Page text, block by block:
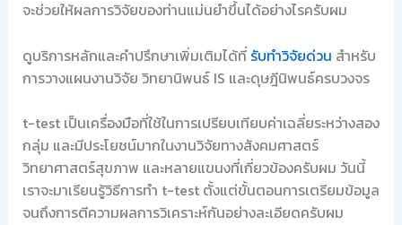
จะช่วยให้ผลการวิจัยของท่านแม่นยำขึ้นได้อย่างไรครับผม
ดูบริการหลักและคำปรึกษาเพิ่มเติมได้ที่ รับทำวิจัยด่วน สำหรับ
การวางแผนงานวิจัย วิทยานิพนธ์ IS และดุษฎีนิพนธ์ครบวงจร
t-test เป็นเครื่องมือที่ใช้ในการเปรียบเทียบค่าเฉลี่ยระหว่างสอง
กลุ่ม และมีประโยชน์มากในงานวิจัยทางสังคมศาสตร์
วิทยาศาสตร์สุขภาพ และหลายแขนงที่เกี่ยวข้องครับผม วันนี้
เราจะมาเรียนรู้วิธีการทำ t-test ตั้งแต่ขั้นตอนการเตรียมข้อมูล
จนถึงการตีความผลการวิเคราะห์กันอย่างละเอียดครับผม